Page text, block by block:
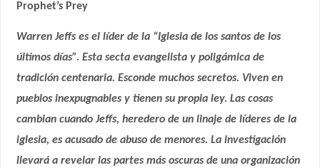
Prophet’s Prey
Warren Jeffs es el líder de la “Iglesia de los santos de los
últimos días”. Esta secta evangelista y poligámica de
tradición centenaria. Esconde muchos secretos. Viven en
pueblos inexpugnables y tienen su propia ley. Las cosas
cambian cuando Jeffs, heredero de un linaje de líderes de la
iglesia, es acusado de abuso de menores. La investigación
llevará a revelar las partes más oscuras de una organización